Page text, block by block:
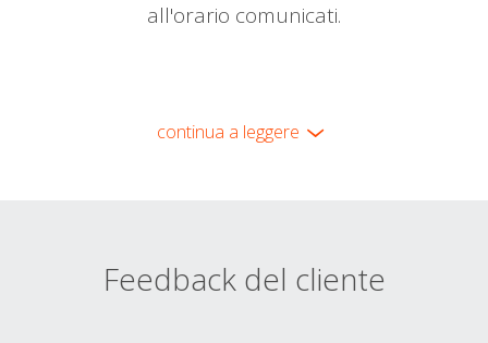
all'orario comunicati.
continua a leggere
Feedback del cliente